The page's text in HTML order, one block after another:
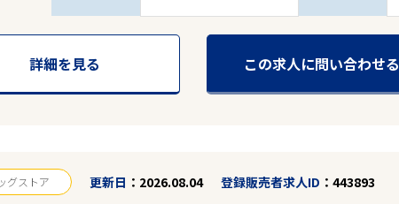
詳細を見る この求人に問い合わせる
グストア 更新日 2026.08.04 登録販売者求人ID 443893